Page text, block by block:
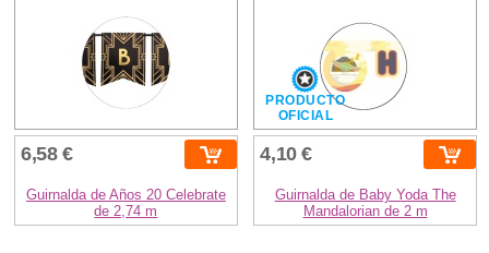
6,58 €
Guirnalda de Años 20 Celebrate
de 2,74 m
PRODUCTO
OFICIAL
4,10 €
Guirnalda de Baby Yoda The
Mandalorian de 2 m